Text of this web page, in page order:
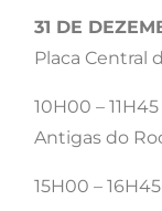
31 DE
Placa Central
10H00 –
Antigas do
15H00 –